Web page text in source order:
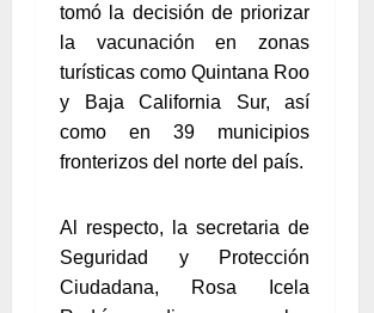
tomó la decisión de priorizar
la vacunación en zonas
turísticas como Quintana Roo
y Baja California Sur, así
como en 39 municipios
fronterizos del norte del país.
Al respecto, la secretaria de
Seguridad y Protección
Ciudadana, Rosa Icela